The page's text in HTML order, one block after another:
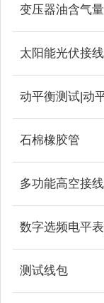
变压器油含气
石棉橡胶管
多功能高空接
测试线包